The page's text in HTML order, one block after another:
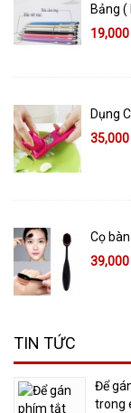
Bảng (
Dụng
35,000
Cọ
39,000
TIN TỨC
​Để
trong